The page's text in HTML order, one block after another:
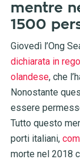
mentre
1500
Giovedì l’Ong
dichiarata in
olandese, che
Nonostante
essere
Tutto questo
porti italiani,
morte nel 2018